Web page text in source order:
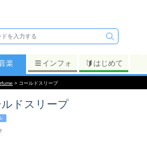
楽 インフォ はじめて
> コールドスリープ
ルドスリープ